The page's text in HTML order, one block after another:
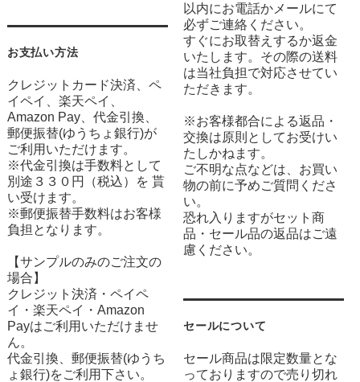
お支払い方法
クレジットカード決済、ペ
イペイ、楽天ペイ、
Amazon Pay、代金引換、
郵便振替(ゆうちょ銀行)が
ご利用いただけます。
※代金引換は手数料として
別途３３０円（税込）を 貰
い受けます。
※郵便振替手数料はお客様
負担となります。
【サンプルのみのご注文の
場合】
クレジット決済・ペイペ
イ・楽天ペイ・Amazon
Payはご利用いただけませ
ん。
代金引換、郵便振替(ゆうち
ょ銀行)をご利用下さい。
以内にお電話かメールにて
必ずご連絡ください。
すぐにお取替えするか返金
いたします。その際の送料
は当社負担で対応させてい
ただきます。
※お客様都合による返品・
交換は原則としてお受けい
たしかねます。
ご不明な点などは、お買い
物の前に予めご質問くださ
い。
恐れ入りますがセット商
品・セール品の返品はご遠
慮ください。
セールについて
セール商品は限定数量とな
っておりますので売り切れ